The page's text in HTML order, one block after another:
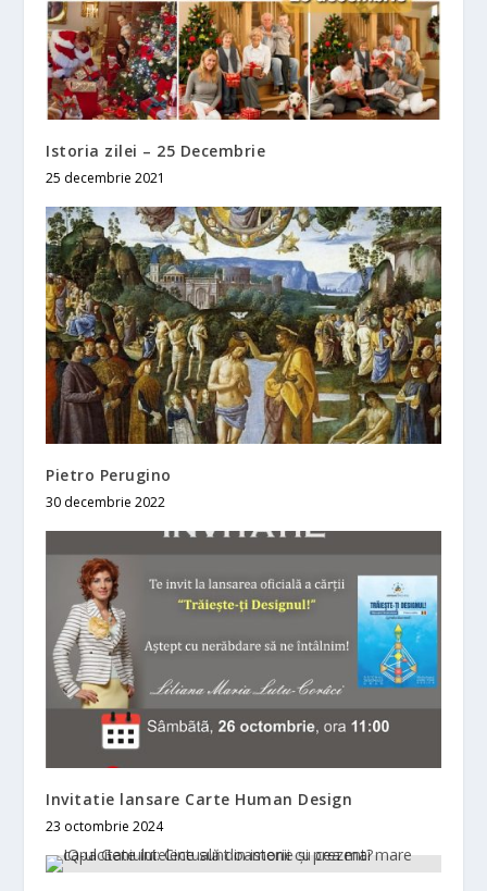
Istoria zilei – 25 Decembrie
25 decembrie 2021
Pietro Perugino
30 decembrie 2022
Invitatie lansare Carte Human Design
23 octombrie 2024